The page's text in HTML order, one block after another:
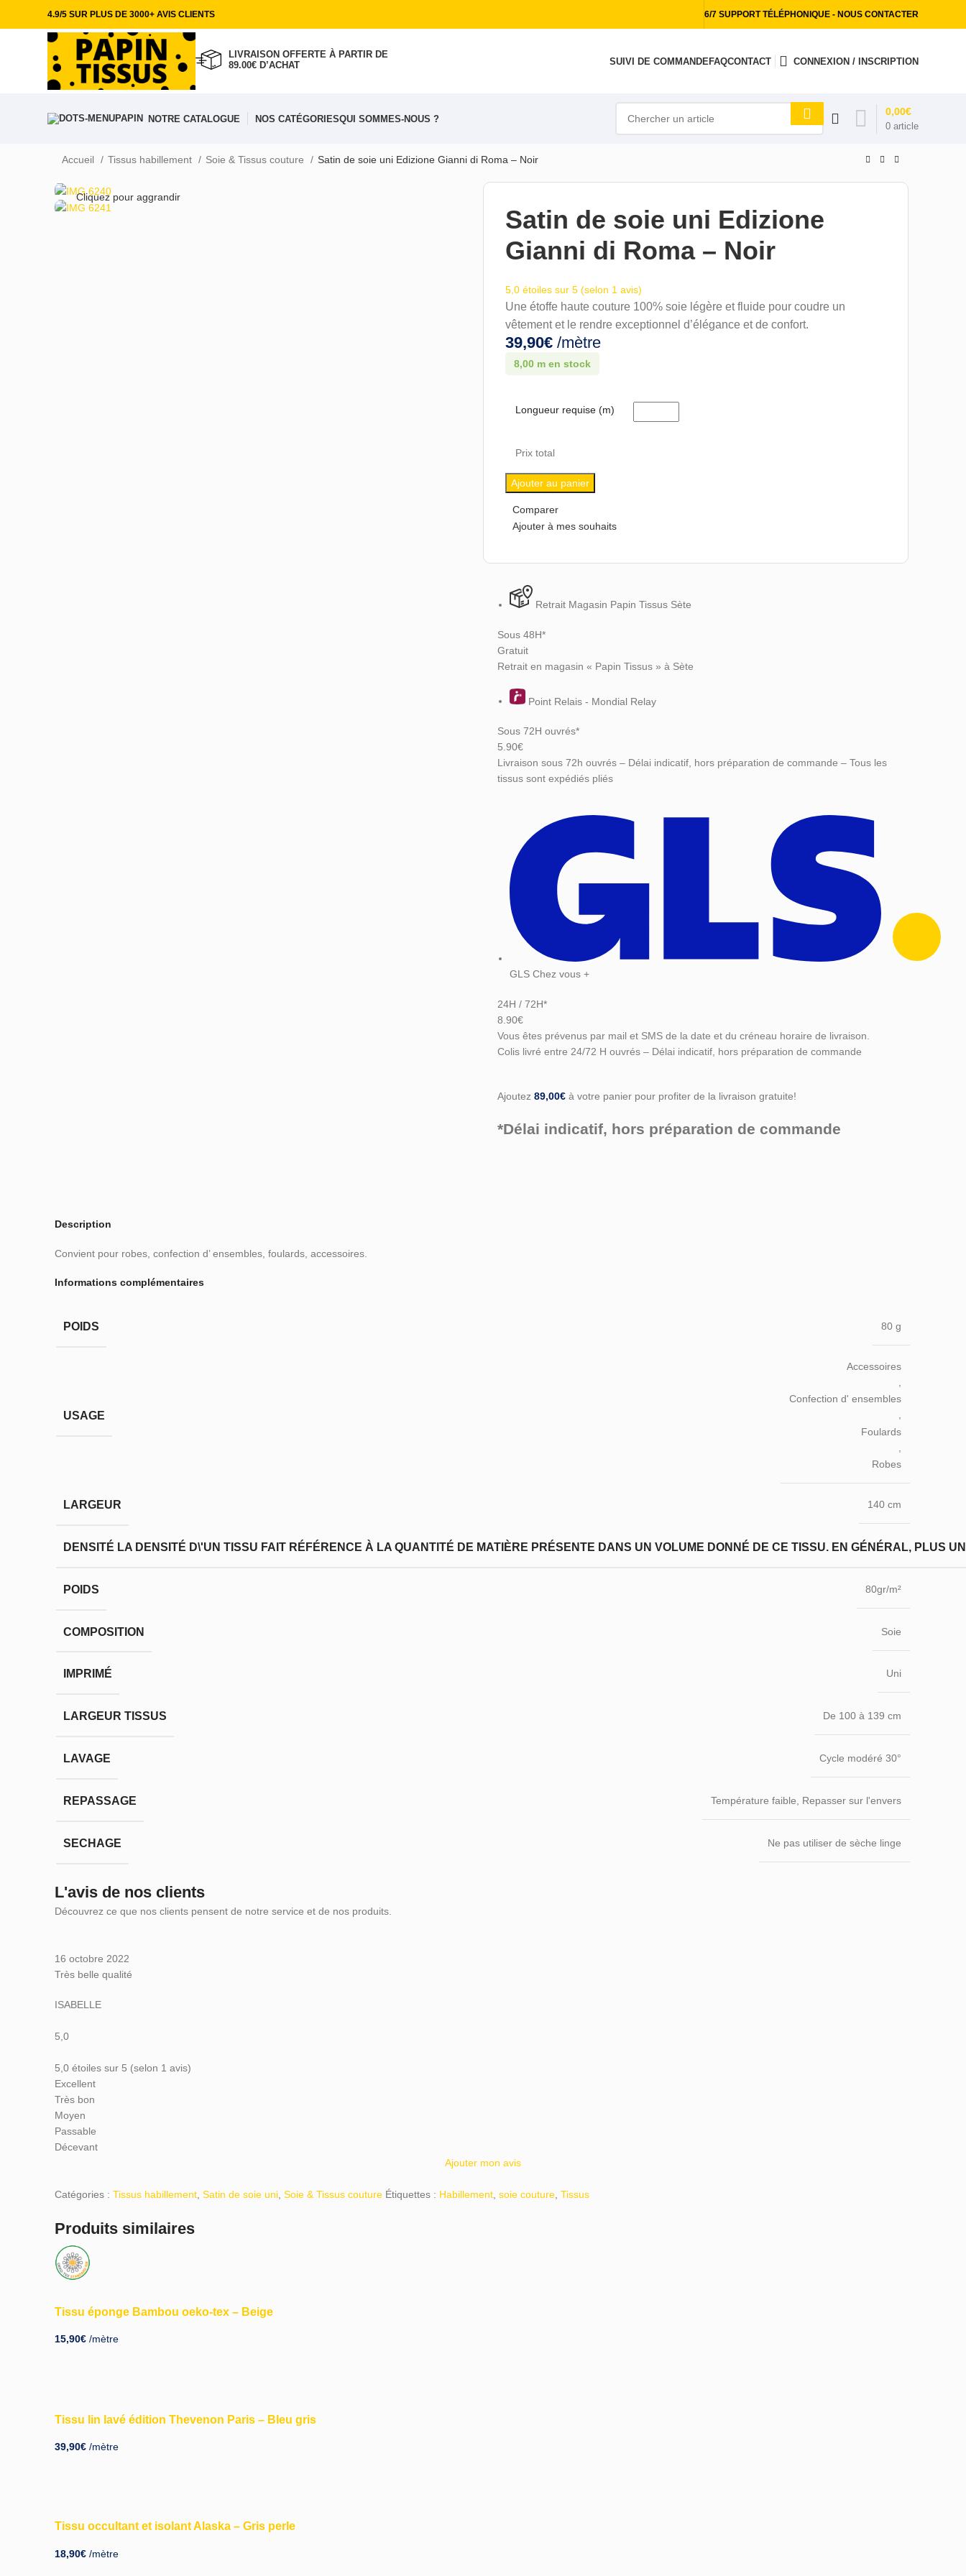
4.9/5 SUR PLUS DE 3000+ AVIS CLIENTS 6/7 SUPPORT TÉLÉPHONIQUE - NOUS CONTACTER
LIVRAISON OFFERTE À PARTIR DE
89.00€ D’ACHAT
SUIVI DE COMMANDEFAQCONTACT CONNEXION / INSCRIPTION
NOTRE CATALOGUE NOS CATÉGORIESQUI SOMMES-NOUS ?
0 article
0,00€
Accueil Tissus habillement Soie & Tissus couture Satin de soie uni Edizione Gianni di Roma – Noir
Cliquez pour aggrandir
Satin de soie uni Edizione
Gianni di Roma – Noir
5,0 étoiles sur 5 (selon 1 avis)
Une étoffe haute couture 100% soie légère et fluide pour coudre un
vêtement et le rendre exceptionnel d’élégance et de confort.
39,90€ /mètre
8,00 m en stock
Longueur requise (m)
Prix total
Ajouter au panier
Comparer
Ajouter à mes souhaits
Retrait Magasin Papin Tissus Sète
Sous 48H*
Gratuit
Retrait en magasin « Papin Tissus » à Sète
Point Relais - Mondial Relay
Sous 72H ouvrés*
5.90€
Livraison sous 72h ouvrés – Délai indicatif, hors préparation de commande – Tous les
tissus sont expédiés pliés
GLS Chez vous +
24H / 72H*
8.90€
Vous êtes prévenus par mail et SMS de la date et du créneau horaire de livraison.
Colis livré entre 24/72 H ouvrés – Délai indicatif, hors préparation de commande
Ajoutez 89,00€ à votre panier pour profiter de la livraison gratuite!
*Délai indicatif, hors préparation de commande
Description
Convient pour robes, confection d’ ensembles, foulards, accessoires.
Informations complémentaires
POIDS 80 g
USAGE
Accessoires
Confection d' ensembles
,
Foulards
Robes
LARGEUR 140 cm
DENSITÉ LA DENSITÉ D\'UN TISSU FAIT RÉFÉRENCE À LA QUANTITÉ DE MATIÈRE PRÉSENTE DANS UN VOLUME DONNÉ DE CE TISSU. EN GÉNÉRAL, PLUS
POIDS 80gr/m²
COMPOSITION Soie
IMPRIMÉ Uni
LARGEUR TISSUS De 100 à 139 cm
LAVAGE Cycle modéré 30°
REPASSAGE Température faible, Repasser sur l'envers
SECHAGE Ne pas utiliser de sèche linge
L'avis de nos clients
Découvrez ce que nos clients pensent de notre service et de nos produits.
16 octobre 2022
Très belle qualité
ISABELLE
5,0
5,0 étoiles sur 5 (selon 1 avis)
Excellent
Très bon
Moyen
Passable
Décevant
Ajouter mon avis
Catégories : Tissus habillement Satin de soie uni Soie & Tissus couture Étiquettes : Habillement soie couture Tissus
Produits similaires
Tissu éponge Bambou oeko-tex – Beige
15,90€ /mètre
Tissu lin lavé édition Thevenon Paris – Bleu gris
39,90€ /mètre
Tissu occultant et isolant Alaska – Gris perle
18,90€ /mètre